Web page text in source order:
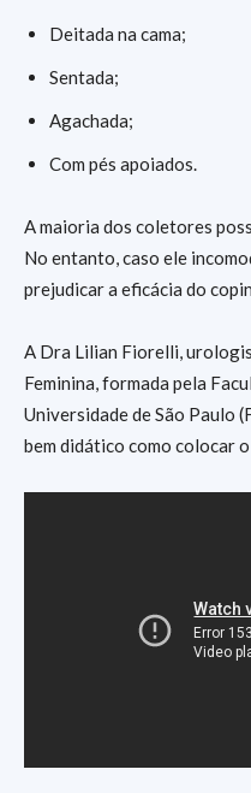
Deitada na cama;
Sentada;
Agachada;
Com pés apoiados.
A maioria dos coletores
No entanto, caso ele
prejudicar a eficácia do
A Dra Lilian Fiorelli,
Feminina, formada pela
Universidade de São Paulo
bem didático como colocar